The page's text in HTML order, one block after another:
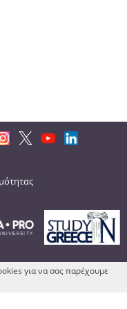
για να σας παρέχουμε